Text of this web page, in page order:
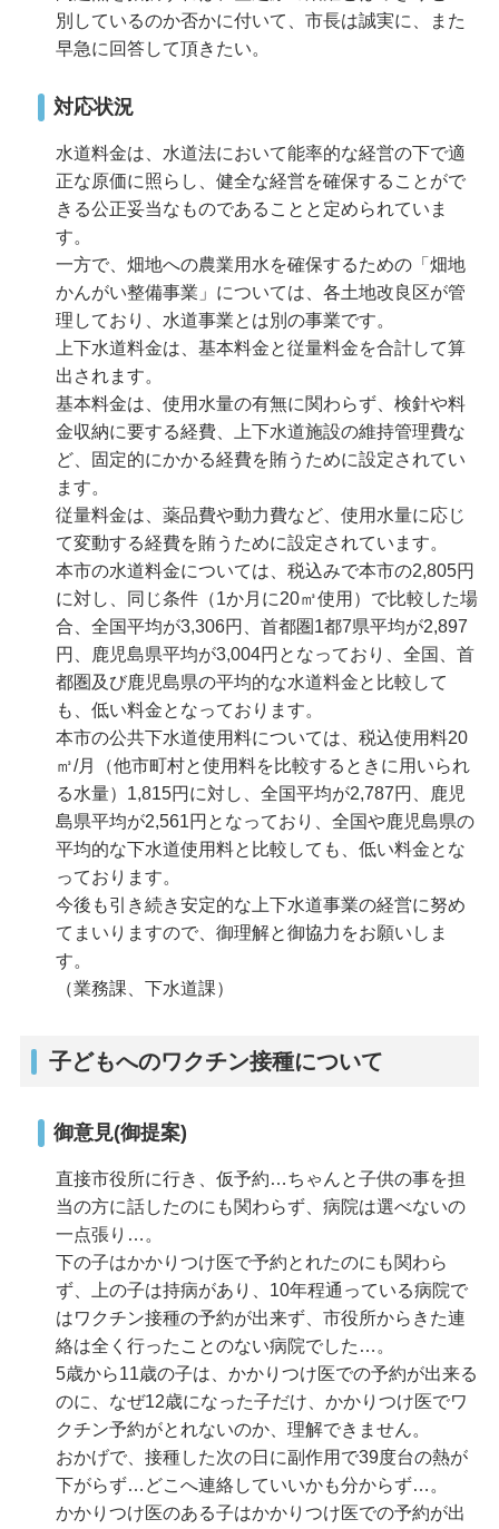
別しているのか否かに付いて、市長は誠実に、また
早急に回答して頂きたい。
対応状況
水道料金は、水道法において能率的な経営の下で適
正な原価に照らし、健全な経営を確保することがで
きる公正妥当なものであることと定められていま
す。
一方で、畑地への農業用水を確保するための「畑地
かんがい整備事業」については、各土地改良区が管
理しており、水道事業とは別の事業です。
上下水道料金は、基本料金と従量料金を合計して算
出されます。
基本料金は、使用水量の有無に関わらず、検針や料
金収納に要する経費、上下水道施設の維持管理費な
ど、固定的にかかる経費を賄うために設定されてい
ます。
従量料金は、薬品費や動力費など、使用水量に応じ
て変動する経費を賄うために設定されています。
本市の水道料金については、税込みで本市の2,805円
に対し、同じ条件（1か月に20㎥使用）で比較した場
合、全国平均が3,306円、首都圏1都7県平均が2,897
円、鹿児島県平均が3,004円となっており、全国、首
都圏及び鹿児島県の平均的な水道料金と比較して
も、低い料金となっております。
本市の公共下水道使用料については、税込使用料20
㎥/月（他市町村と使用料を比較するときに用いられ
る水量）1,815円に対し、全国平均が2,787円、鹿児
島県平均が2,561円となっており、全国や鹿児島県の
平均的な下水道使用料と比較しても、低い料金とな
っております。
今後も引き続き安定的な上下水道事業の経営に努め
てまいりますので、御理解と御協力をお願いしま
す。
（業務課、下水道課）
子どもへのワクチン接種について
御意見(御提案)
直接市役所に行き、仮予約…ちゃんと子供の事を担
当の方に話したのにも関わらず、病院は選べないの
一点張り…。
下の子はかかりつけ医で予約とれたのにも関わら
ず、上の子は持病があり、10年程通っている病院で
はワクチン接種の予約が出来ず、市役所からきた連
絡は全く行ったことのない病院でした…。
5歳から11歳の子は、かかりつけ医での予約が出来る
のに、なぜ12歳になった子だけ、かかりつけ医でワ
クチン予約がとれないのか、理解できません。
おかげで、接種した次の日に副作用で39度台の熱が
下がらず…どこへ連絡していいかも分からず…。
かかりつけ医のある子はかかりつけ医での予約が出